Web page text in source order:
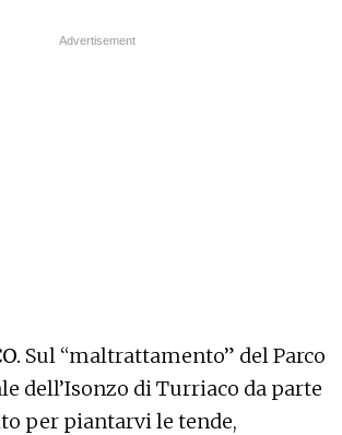
Sul “maltrattamento” del Parco
dell’Isonzo di Turriaco da parte
per piantarvi le tende,